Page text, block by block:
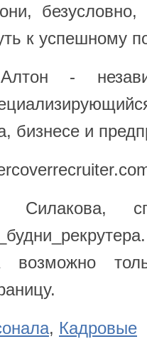
безусловно,
к успешному
-
бизнесе и
Силакова,
возможно
, Кадровые